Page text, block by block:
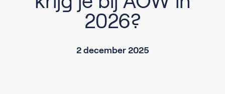
2026?
2 december 2025